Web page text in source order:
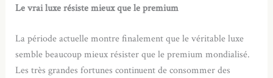
Le vrai luxe résiste mieux que le premium
La période actuelle montre finalement que le véritable luxe
semble beaucoup mieux résister que le premium mondialisé.
Les très grandes fortunes continuent de consommer des